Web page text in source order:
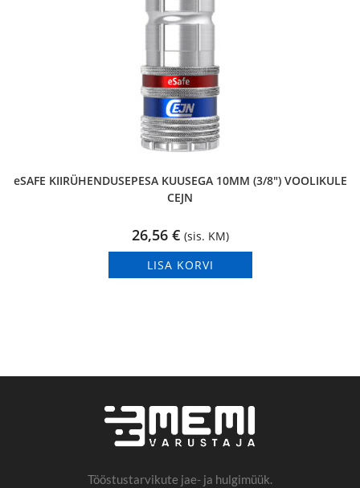
eSAFE KIIRÜHENDUSEPESA KUUSEGA 10MM (3/8″) VOOLIKULE
CEJN
26,56 € (sis. KM)
LISA KORVI
Tööstustarvikute jae- ja hulgimüük.